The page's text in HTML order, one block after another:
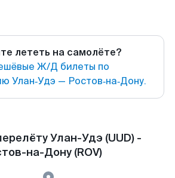
лететь на самолёте?
Ж/Д билеты по
Улан‑Удэ — Ростов‑на‑Дону.
Улан-Удэ (UUD) -
на-Дону (ROV)